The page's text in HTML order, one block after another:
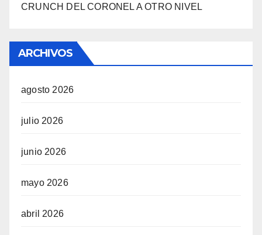
CRUNCH DEL CORONEL A OTRO NIVEL
ARCHIVOS
agosto 2026
julio 2026
junio 2026
mayo 2026
abril 2026